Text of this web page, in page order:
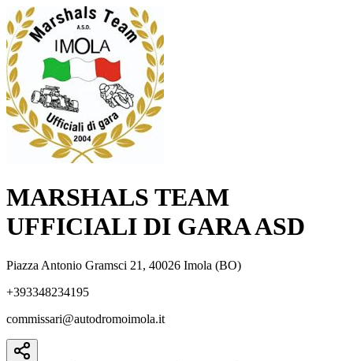
MARSHALS TEAM
UFFICIALI DI GARA ASD
Piazza Antonio Gramsci 21, 40026 Imola (BO)
+393348234195
commissari@autodromoimola.it